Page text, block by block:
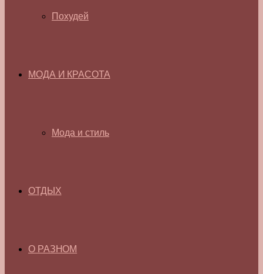
Похудей
МОДА И КРАСОТА
Мода и стиль
ОТДЫХ
О РАЗНОМ